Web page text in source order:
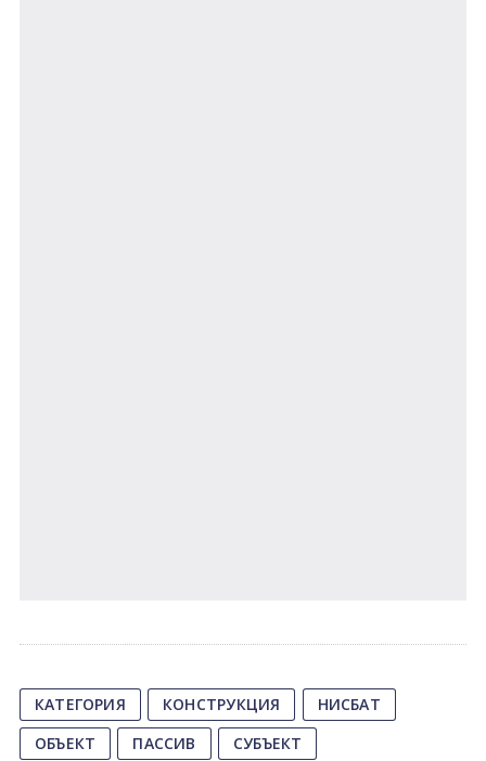
КАТЕГОРИЯ КОНСТРУКЦИЯ
НИСБАТ
ОБЪЕКТ
ПАССИВ
СУБЪЕКТ